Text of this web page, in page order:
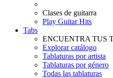
Clases de guitarra
Play Guitar Hits
Tabs
ENCUENTRA TUS
Explorar catálogo
Tablaturas por artista
Tablaturas por género
Todas las tablaturas